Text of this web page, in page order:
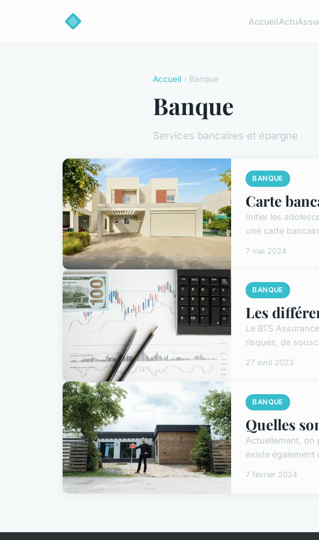
AccueilActu
Accueil › Banque
Banque
Services bancaires et épargne
BANQUE
Carte
Initier les
une carte
7 mai 2024
BANQUE
Les
Le BTS
risques, de
27 avril 2023
BANQUE
Quelles
Actuellement, on
existe également
7 février 2024